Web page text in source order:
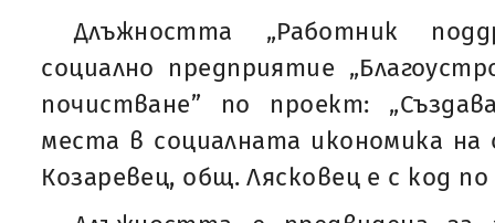
Длъжността „Работник
социално предприятие
почистване” по проект:
места в социалната икономика на
Козаревец, общ. Лясковец е с код